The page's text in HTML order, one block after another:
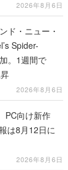
2026年8月6日
ド・ニュー・
Spider-
。1週間で
2026年8月6日
PC向け新作
は8月12日に
2026年8月6日